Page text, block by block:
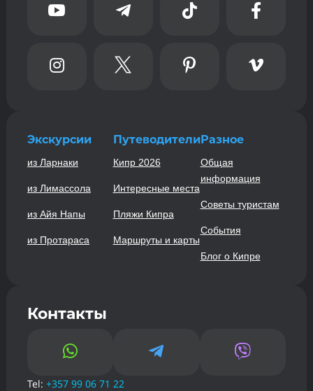
   
   
Экскурсии
из Ларнаки
из Лимассола
из Айя Напы
из Протараса
Путеводители
Кипр 2026
Интересные места
Пляжи Кипра
Маршруты и карты
Разное
Общая
информация
Советы туристам
События
Блог о Кипре
Контакты
  
Tel: +357 99 06 71 22